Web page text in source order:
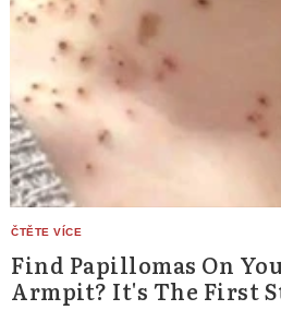
Find Papillomas On
Armpit? It's The First